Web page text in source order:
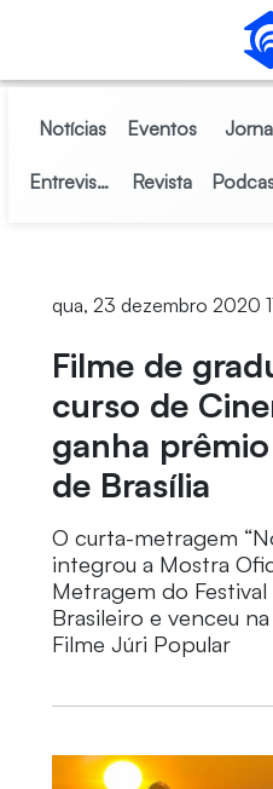
Pular para o Conteúdo
Notícias Eventos
Entrevistas Revista
qua, 23 dezembro 2020
Filme de
curso de
ganha
de Brasília
O curta-metragem
integrou a Mostra
Metragem do
Brasileiro e venceu
Filme Júri Popular